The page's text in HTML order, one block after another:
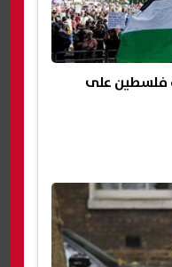
فلسطين على